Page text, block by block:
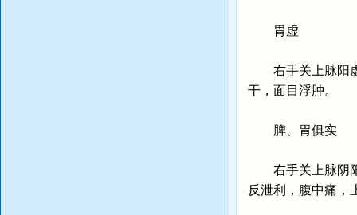
胃虚
右手关上脉阳虚
干，面目浮肿。
脾、胃俱实
右手关上脉阴阳
反泄利，腹中痛，